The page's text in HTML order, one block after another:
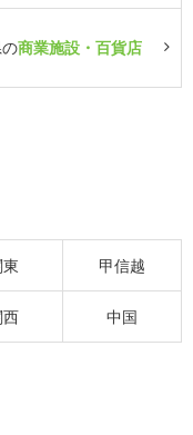
商業施設・百貨店
甲信越
中国